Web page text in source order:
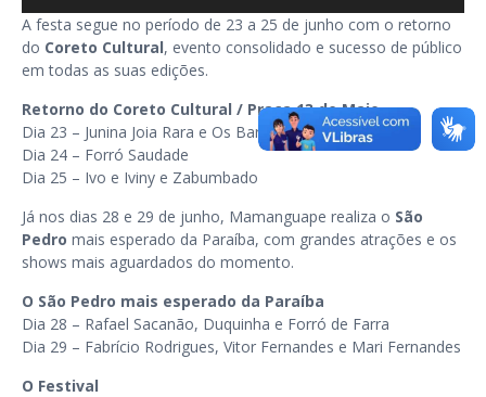
áudio
A festa segue no período de 23 a 25 de junho com o retorno
do Coreto Cultural, evento consolidado e sucesso de público
em todas as suas edições.
Retorno do Coreto Cultural / Praça 13 de Maio
Dia 23 – Junina Joia Rara e Os Barbosas
Dia 24 – Forró Saudade
Dia 25 – Ivo e Iviny e Zabumbado
Já nos dias 28 e 29 de junho, Mamanguape realiza o São
Pedro mais esperado da Paraíba, com grandes atrações e os
shows mais aguardados do momento.
O São Pedro mais esperado da Paraíba
Dia 28 – Rafael Sacanão, Duquinha e Forró de Farra
Dia 29 – Fabrício Rodrigues, Vitor Fernandes e Mari Fernandes
O Festival